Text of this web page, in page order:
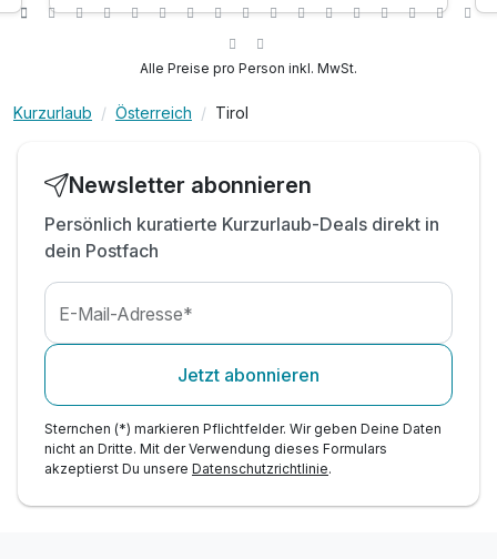
inkl. 10% Rabatt im Sporthaus Narr
Paznauntal**
Alle Preise pro Person inkl. MwSt.
Kurzurlaub Österreich Tirol
Newsletter abonnieren
Persönlich kuratierte Kurzurlaub-Deals direkt in
dein Postfach
E-Mail-Adresse*
Jetzt abonnieren
Sternchen (*) markieren Pflichtfelder. Wir geben Deine Daten
nicht an Dritte. Mit der Verwendung dieses Formulars
akzeptierst Du unsere Datenschutzrichtlinie.